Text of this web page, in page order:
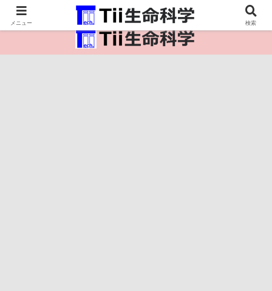
医療保健・生命・生物の情報インフラ。
メニュー 検索